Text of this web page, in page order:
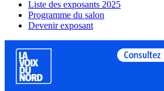
Liste des exposants 2025
Programme du salon
Devenir exposant